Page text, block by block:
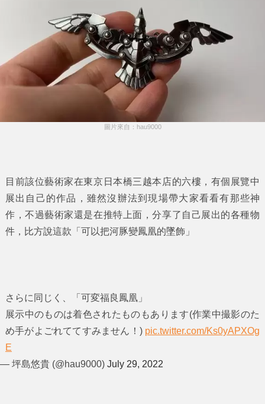
圖片來自：hau9000
目前該位藝術家在東京日本橋三越本店的六樓，有個展覽中
展出自己的作品，雖然沒辦法到現場帶大家看看有那些神
作，不過藝術家還是在推特上面，分享了自己展出的各種物
件，比方說這款「可以把河豚變鳳凰的墜飾」
さらに同じく、「可変福良鳳凰」
展示中のものは着色されたものもあります(作業中撮影のた
め手がよごれててすみません！) pic.twitter.com/Ks0yAPXOg
E
— 坪島悠貴 (@hau9000) July 29, 2022